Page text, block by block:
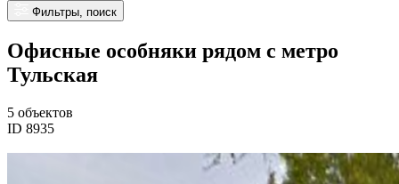
Фильтры, поиск
Офисные особняки рядом с метро
Тульская
5 объектов
ID 8935